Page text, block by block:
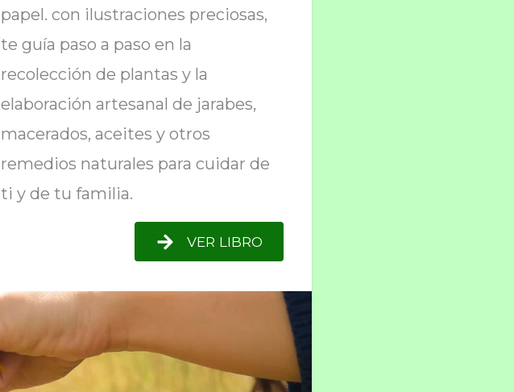
papel. con ilustraciones preciosas,
te guía paso a paso en la
recolección de plantas y la
elaboración artesanal de jarabes,
macerados, aceites y otros
remedios naturales para cuidar de
ti y de tu familia.
VER LIBRO